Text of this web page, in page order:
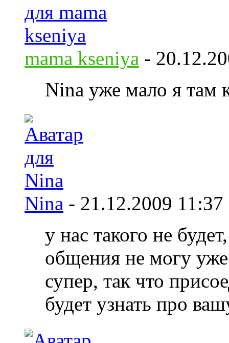
mama kseniya -
Nina уже мало я там
Nina - 21.12.2009 11:37
у нас такого не
общения не могу
супер, так что
будет узнать про